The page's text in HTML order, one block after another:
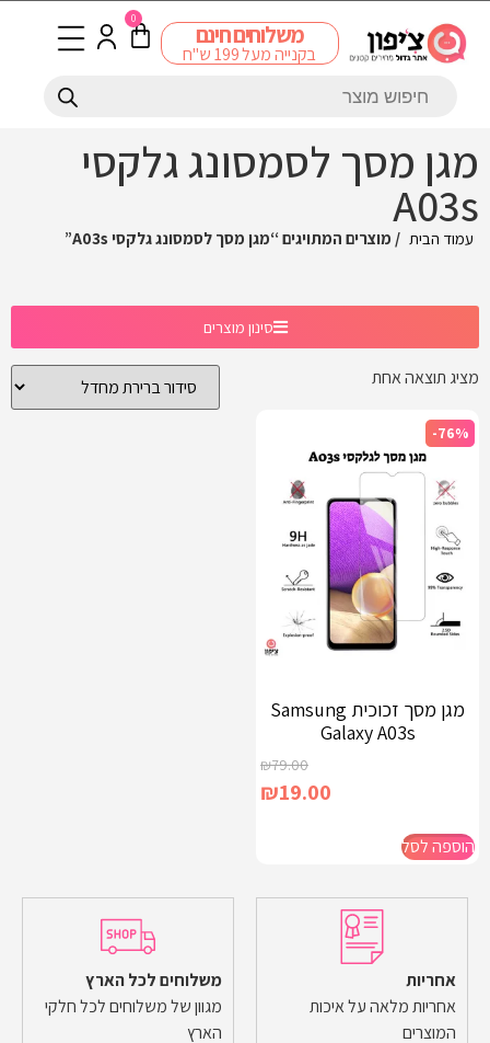
משלוחים חינם
בקנייה מעל 199 ש"ח
0
מגן מסך לסמסונג גלקסי
A03s
עמוד הבית / מוצרים המתויגים “מגן מסך לסמסונג גלקסי A03s”
סינון מוצרים
מציג תוצאה אחת
-76%
מגן מסך זכוכית Samsung
Galaxy A03s
₪79.00
₪19.00
הוספה לסל
אחריות
אחריות מלאה על איכות
המוצרים
משלוחים לכל הארץ
מגוון של משלוחים לכל חלקי
הארץ